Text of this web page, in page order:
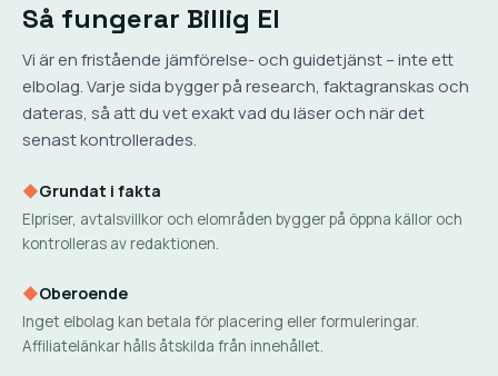
Så fungerar Billig El
Vi är en fristående jämförelse- och guidetjänst – inte ett
elbolag. Varje sida bygger på research, faktagranskas och
dateras, så att du vet exakt vad du läser och när det
senast kontrollerades.
◆Grundat i fakta
Elpriser, avtalsvillkor och elområden bygger på öppna källor och
kontrolleras av redaktionen.
◆Oberoende
Inget elbolag kan betala för placering eller formuleringar.
Affiliatelänkar hålls åtskilda från innehållet.